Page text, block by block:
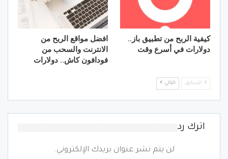
كيفية الربح من تطبيق باز..
دولارات في أسرع وقت
افضل مواقع الربح من
الانترنت والسحب من
فودافون كاش.. دولارات
السابق التالي
اترك رد
لن يتم نشر عنوان بريدك الإلكتروني.